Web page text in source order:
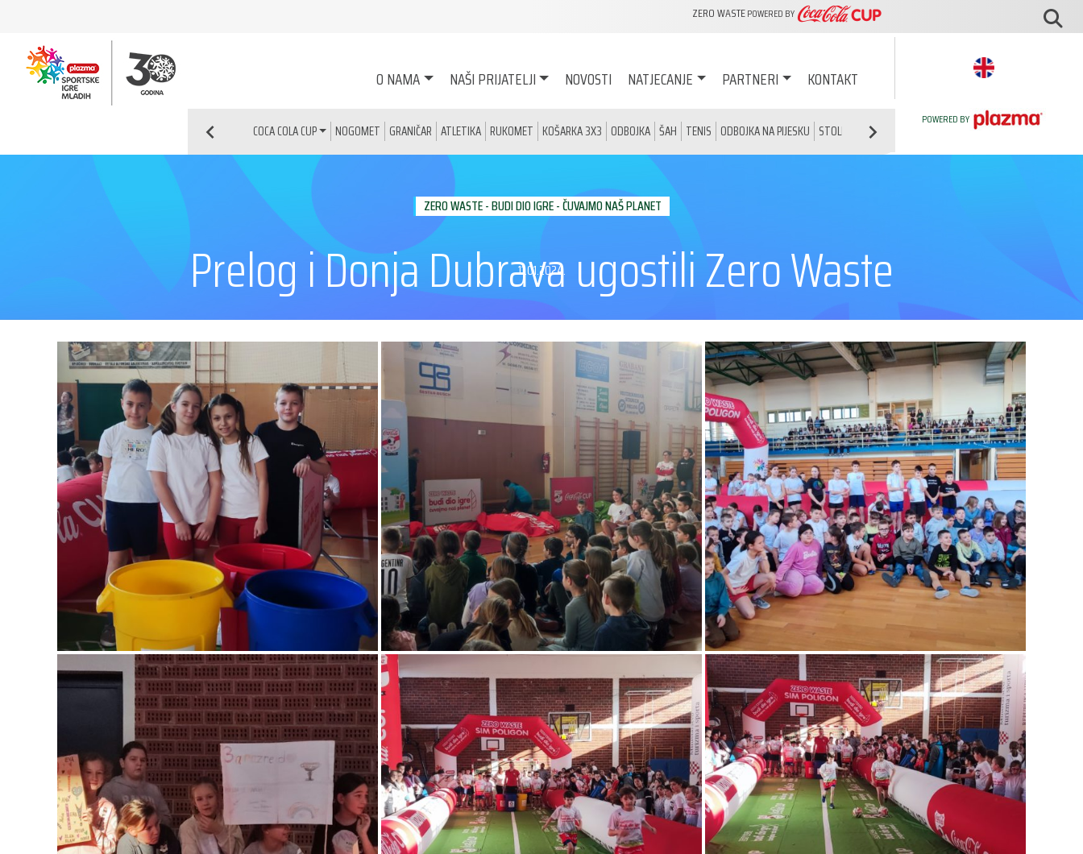
ZERO WASTEPOWERED BY
O NAMA NAŠI PRIJATELJI NOVOSTI NATJECANJE PARTNERI KONTAKT
COCA COLA CUP NOGOMET GRANIČAR ATLETIKA RUKOMET KOŠARKA 3X3 ODBOJKA ŠAH TENIS ODBOJKA NA PIJESKU STOLNI TENIS
POWERED BY
ZERO WASTE - BUDI DIO IGRE - ČUVAJMO NAŠ PLANET
Prelog i Donja Dubrava ugostili Zero Waste
11.01.2024.